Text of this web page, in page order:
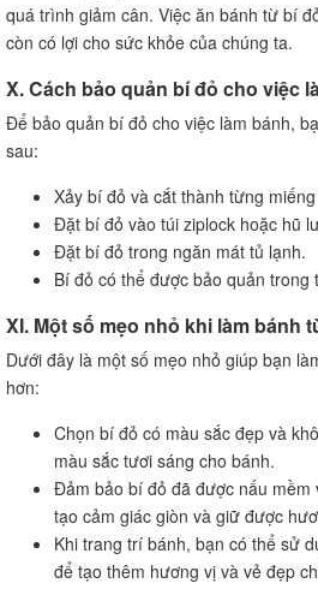
quá trình giảm cân. Việc ăn bánh từ bí
còn có lợi cho sức khỏe của chúng ta.
X. Cách bảo quản bí đỏ cho việc
Để bảo quản bí đỏ cho việc làm bánh,
sau:
Xảy bí đỏ và cắt thành từng
Đặt bí đỏ vào túi ziplock hoặc hũ
Đặt bí đỏ trong ngăn mát tủ lạnh.
Bí đỏ có thể được bảo quản trong
XI. Một số mẹo nhỏ khi làm bánh
Dưới đây là một số mẹo nhỏ giúp bạn
hơn:
Chọn bí đỏ có màu sắc đẹp và
màu sắc tươi sáng cho bánh.
Đảm bảo bí đỏ đã được nấu mềm
tạo cảm giác giòn và giữ được
Khi trang trí bánh, bạn có thể sử
để tạo thêm hương vị và vẻ đẹp